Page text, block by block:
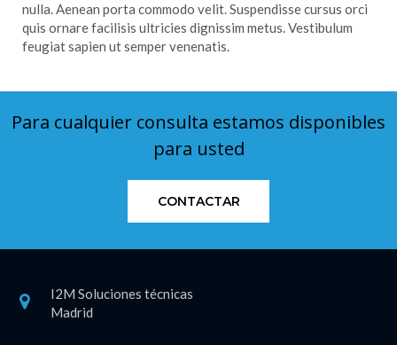
nulla. Aenean porta commodo velit. Suspendisse cursus orci
quis ornare facilisis ultricies dignissim metus. Vestibulum
feugiat sapien ut semper venenatis.
Para cualquier consulta estamos disponibles
para usted
CONTACTAR
I2M Soluciones técnicas
Madrid